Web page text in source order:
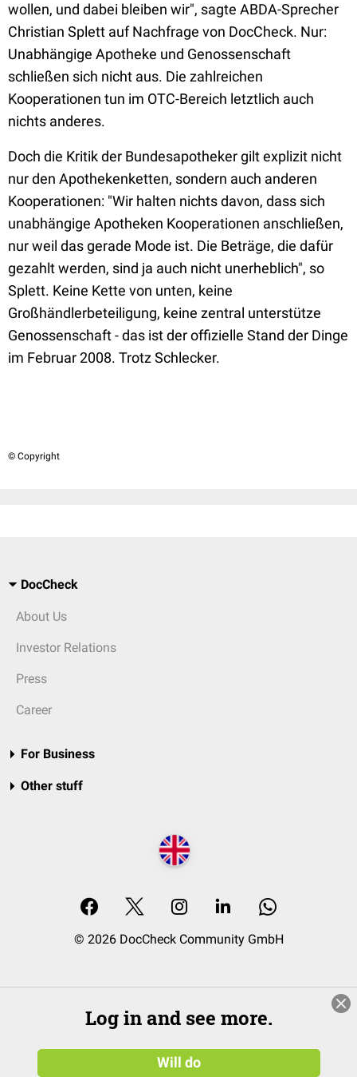
wollen, und dabei bleiben wir", sagte ABDA-Sprecher
Christian Splett auf Nachfrage von DocCheck. Nur:
Unabhängige Apotheke und Genossenschaft
schließen sich nicht aus. Die zahlreichen
Kooperationen tun im OTC-Bereich letztlich auch
nichts anderes.
Doch die Kritik der Bundesapotheker gilt explizit nicht
nur den Apothekenketten, sondern auch anderen
Kooperationen: "Wir halten nichts davon, dass sich
unabhängige Apotheken Kooperationen anschließen,
nur weil das gerade Mode ist. Die Beträge, die dafür
gezahlt werden, sind ja auch nicht unerheblich", so
Splett. Keine Kette von unten, keine
Großhändlerbeteiligung, keine zentral unterstütze
Genossenschaft - das ist der offizielle Stand der Dinge
im Februar 2008. Trotz Schlecker.
© Copyright
DocCheck
About Us
Investor Relations
Press
Career
For Business
Other stuff
© 2026 DocCheck Community GmbH
Log in and see more.
Will do